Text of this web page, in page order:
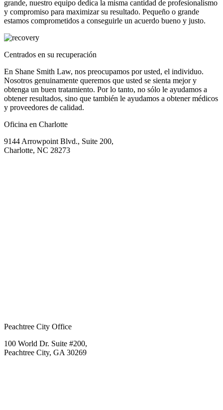
grande, nuestro equipo dedica la misma cantidad de profesionalismo
y compromiso para maximizar su resultado. Pequeño o grande
estamos comprometidos a conseguirle un acuerdo bueno y justo.
Centrados en su recuperación
En Shane Smith Law, nos preocupamos por usted, el individuo.
Nosotros genuinamente queremos que usted se sienta mejor y
obtenga un buen tratamiento. Por lo tanto, no sólo le ayudamos a
obtener resultados, sino que también le ayudamos a obtener médicos
y proveedores de calidad.
Oficina en Charlotte
9144 Arrowpoint Blvd., Suite 200,
Charlotte, NC 28273
Peachtree City Office
100 World Dr. Suite #200,
Peachtree City, GA 30269